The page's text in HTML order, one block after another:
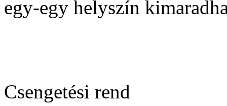
egy-egy helyszín
Csengetési rend